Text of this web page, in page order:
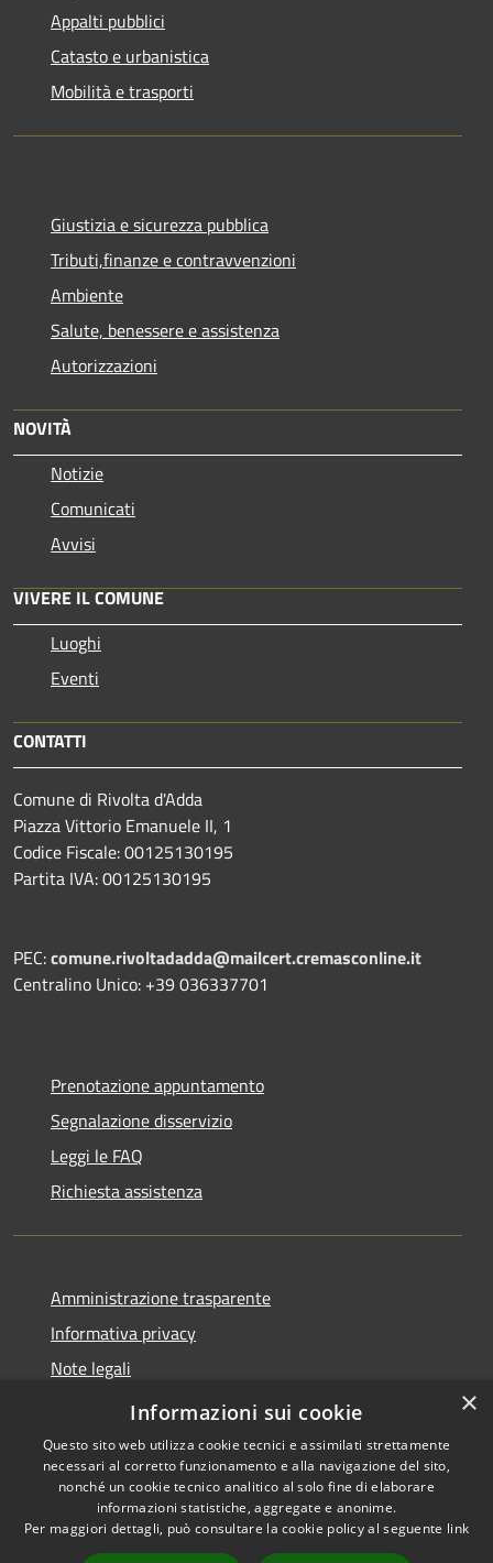
Appalti pubblici
Catasto e urbanistica
Mobilità e trasporti
Giustizia e sicurezza pubblica
Tributi,finanze e contravvenzioni
Ambiente
Salute, benessere e assistenza
Autorizzazioni
NOVITÀ
Notizie
Comunicati
Avvisi
VIVERE IL COMUNE
Luoghi
Eventi
CONTATTI
Comune di Rivolta d'Adda
Piazza Vittorio Emanuele II, 1
Codice Fiscale: 00125130195
Partita IVA: 00125130195
PEC:comune.rivoltadadda@mailcert.cremasconline.it
Centralino Unico: +39 036337701
Prenotazione appuntamento
Segnalazione disservizio
Leggi le FAQ
Richiesta assistenza
Amministrazione trasparente
Informativa privacy
Note legali
Dichiarazione di accessibilità
Accessibilità
Powered byMunicipium
Accesso redazione
×
Informazioni sui cookie
Questo sito web utilizza cookie tecnici e assimilati strettamente
necessari al corretto funzionamento e alla navigazione del sito,
nonché un cookie tecnico analitico al solo fine di elaborare
informazioni statistiche, aggregate e anonime.
Per maggiori dettagli, può consultare la cookie policy al seguente link